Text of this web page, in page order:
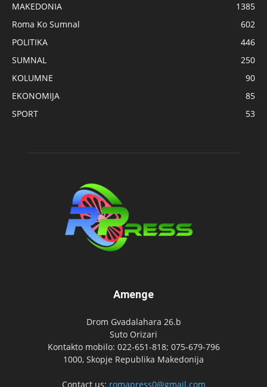
MAKEDONIA
1385
Roma Ko Sumnal
602
POLITIKA
446
SUMNAL
250
KOLUMNE
90
EKONOMIJA
85
SPORT
53
Amenge
Drom Gvadalahara 26.b
Suto Orizari
Kontakto mobilo: 022-651-818; 075-679-796
1000, Skopje Republika Makedonija
Contact us: romapress0@gmail.com